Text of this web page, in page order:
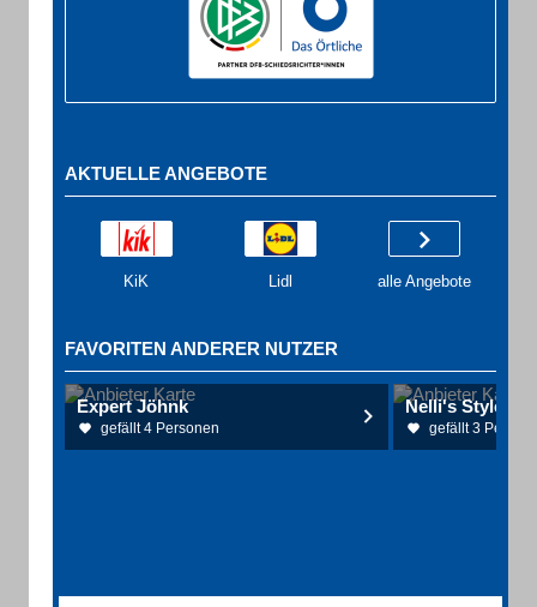
AKTUELLE ANGEBOTE
KiK Lidl alle Angebote
FAVORITEN ANDERER NUTZER
Expert Jöhnk
gefällt 4 Personen
Nelli's Style
gefällt 3